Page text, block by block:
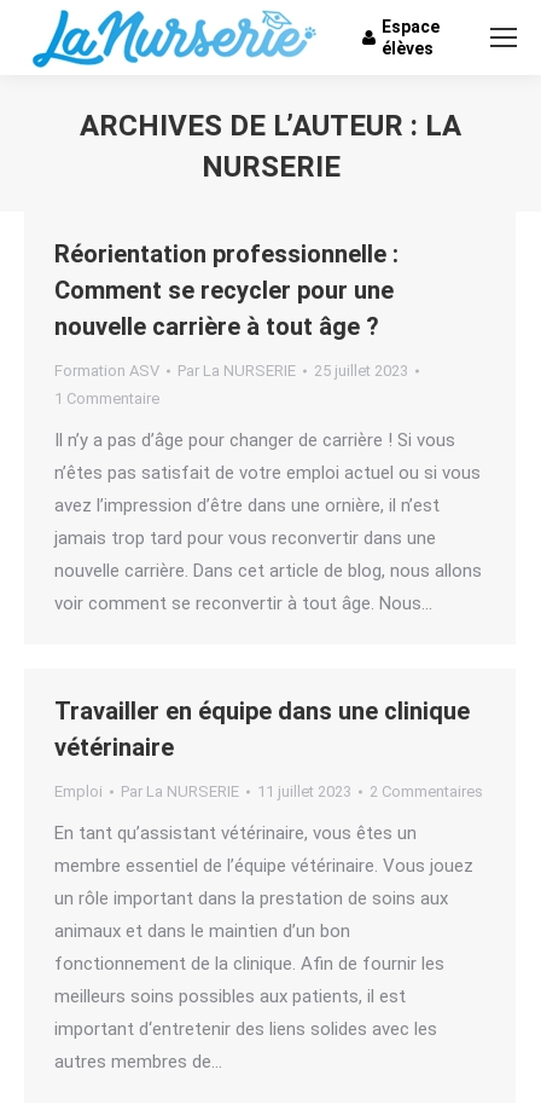
Espace
élèves
ARCHIVES DE L’AUTEUR : LA
NURSERIE
Réorientation professionnelle :
Comment se recycler pour une
nouvelle carrière à tout âge ?
Formation ASV Par La NURSERIE
25 juillet 2023
1 Commentaire
Il n’y a pas d’âge pour changer de carrière ! Si vous
n’êtes pas satisfait de votre emploi actuel ou si vous
avez l’impression d’être dans une ornière, il n’est
jamais trop tard pour vous reconvertir dans une
nouvelle carrière. Dans cet article de blog, nous allons
voir comment se reconvertir à tout âge. Nous…
Travailler en équipe dans une clinique
vétérinaire
Emploi Par La NURSERIE 11 juillet 2023 2 Commentaires
En tant qu’assistant vétérinaire, vous êtes un
membre essentiel de l’équipe vétérinaire. Vous jouez
un rôle important dans la prestation de soins aux
animaux et dans le maintien d’un bon
fonctionnement de la clinique. Afin de fournir les
meilleurs soins possibles aux patients, il est
important d‘entretenir des liens solides avec les
autres membres de…